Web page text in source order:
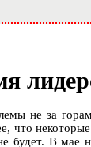
не за
что
будет. В мае